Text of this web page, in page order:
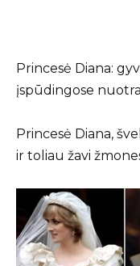
Princesė Diana:
įspūdingose
Princesė Diana,
ir toliau žavi